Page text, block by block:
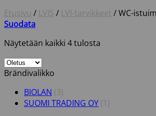
Etusivu / LVIS / LVI-tarvikkeet /WC-
Suodata
Näytetään kaikki 4 tulosta
Brändivalikko
BIOLAN (3)
SUOMI TRADING OY (1)